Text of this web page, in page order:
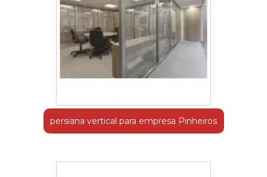
persiana vertical para empresa Pinheiros